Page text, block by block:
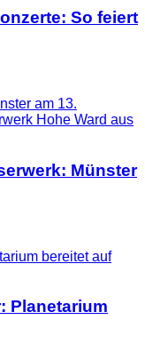
So feiert
Münster
Planetarium